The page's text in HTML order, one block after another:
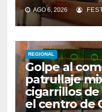
AGO 6, 2026
REGIONAL
Golpe al
patrullaje
cigarrillos
el centro de